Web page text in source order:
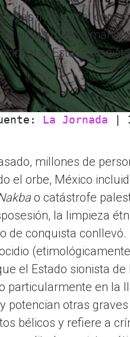
llegaron al
en las que se
al Estado
La Jornada |
millones de
el orbe, México
o catástrofe
la limpieza
de conquista
el Estado sionista
particularmente en la
potencian otras
bélicos y refiere a